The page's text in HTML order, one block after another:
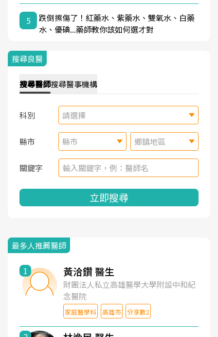
5
跌倒擦傷了！紅藥水、紫藥水、雙氧水、白藥
水、優碘...藥師教你該如何選才對
搜尋良醫
搜尋醫師搜尋醫事機構
科別 請選擇
縣市 縣市 鄉鎮地區
關鍵字
立即搜尋
最多人推薦醫師
1 黃洽鑽 醫生
財團法人私立高雄醫學大學附設中和紀
念醫院
家庭醫學科 高雄市 分享數2